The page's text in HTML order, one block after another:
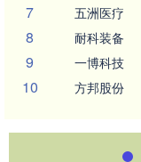
7 五洲医疗
8 耐科装备
9 一博科技
10 方邦股份